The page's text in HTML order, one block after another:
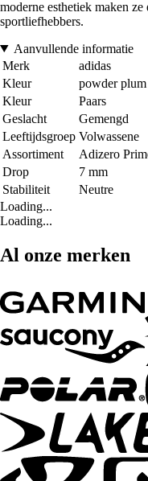
moderne esthetiek maken
sportliefhebbers.
Aanvullende informatie
Merk
adidas
Kleur
powder plum
Kleur
Paars
Geslacht
Gemengd
Leeftijdsgroep Volwassene
Assortiment
Adizero
Drop
7 mm
Stabiliteit
Neutre
Loading...
Loading...
Al onze merken